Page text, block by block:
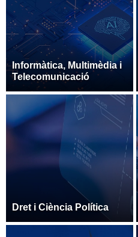
Informàtica, Multimèdia i
Telecomunicació
Dret i Ciència Política